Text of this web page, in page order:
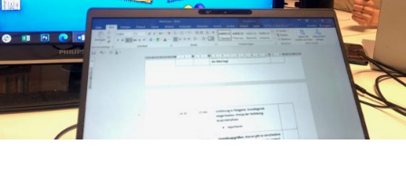
PRESSE
SPENDE